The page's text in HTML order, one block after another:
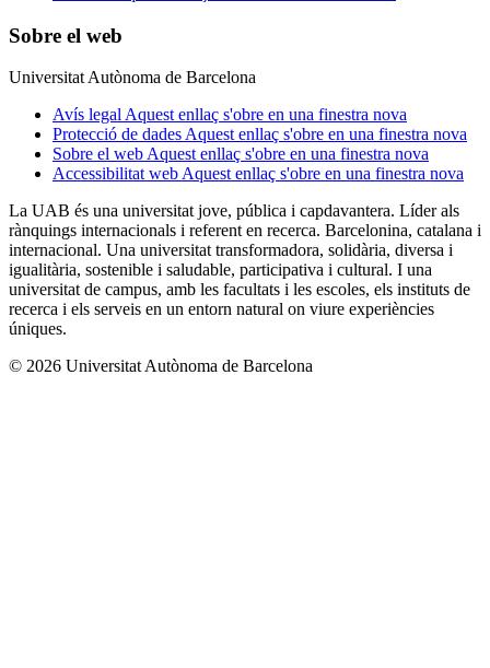
Sobre el web
Universitat Autònoma de Barcelona
Avís legalAquest enllaç s'obre en una finestra nova
Protecció de dadesAquest enllaç s'obre en una finestra nova
Sobre el webAquest enllaç s'obre en una finestra nova
Accessibilitat webAquest enllaç s'obre en una finestra nova
La UAB és una universitat jove, pública i capdavantera. Líder als
rànquings internacionals i referent en recerca. Barcelonina, catalana i
internacional. Una universitat transformadora, solidària, diversa i
igualitària, sostenible i saludable, participativa i cultural. I una
universitat de campus, amb les facultats i les escoles, els instituts de
recerca i els serveis en un entorn natural on viure experiències
úniques.
© 2026 Universitat Autònoma de Barcelona